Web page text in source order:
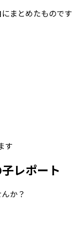
まとめたものです
す
レポート
か？